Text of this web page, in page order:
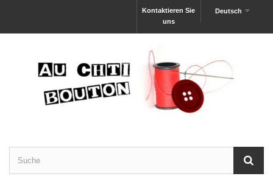
Deutsch
Kontaktieren Sie
uns